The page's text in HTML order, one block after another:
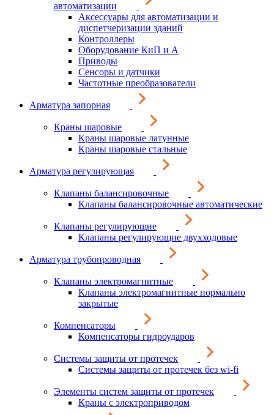
автоматизации
Аксессуары для автоматизации и
диспетчеризации зданий
Контроллеры
Оборудование КиП и А
Приводы
Сенсоры и датчики
Частотные преобразователи
Арматура запорная
Краны шаровые
Краны шаровые латунные
Краны шаровые стальные
Арматура регулирующая
Клапаны балансировочные
Клапаны балансировочные автоматические
Клапаны регулирующие
Клапаны регулирующие двухходовые
Арматура трубопроводная
Клапаны электромагнитные
Клапаны электромагнитные нормально
закрытые
Компенсаторы
Компенсаторы гидроударов
Системы защиты от протечек
Системы защиты от протечек без wi-fi
Элементы систем защиты от протечек
Краны с электроприводом